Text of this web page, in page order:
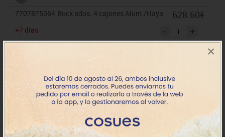
×
7707875064 Buck ados. 4 cajones Alum./Haya
+7 días
628.60€
Buck ados. 4 cajones Alum./Gris
+7 días
IVA incluido